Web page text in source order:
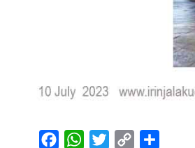
FacebookWhatsAppTwitterCopy